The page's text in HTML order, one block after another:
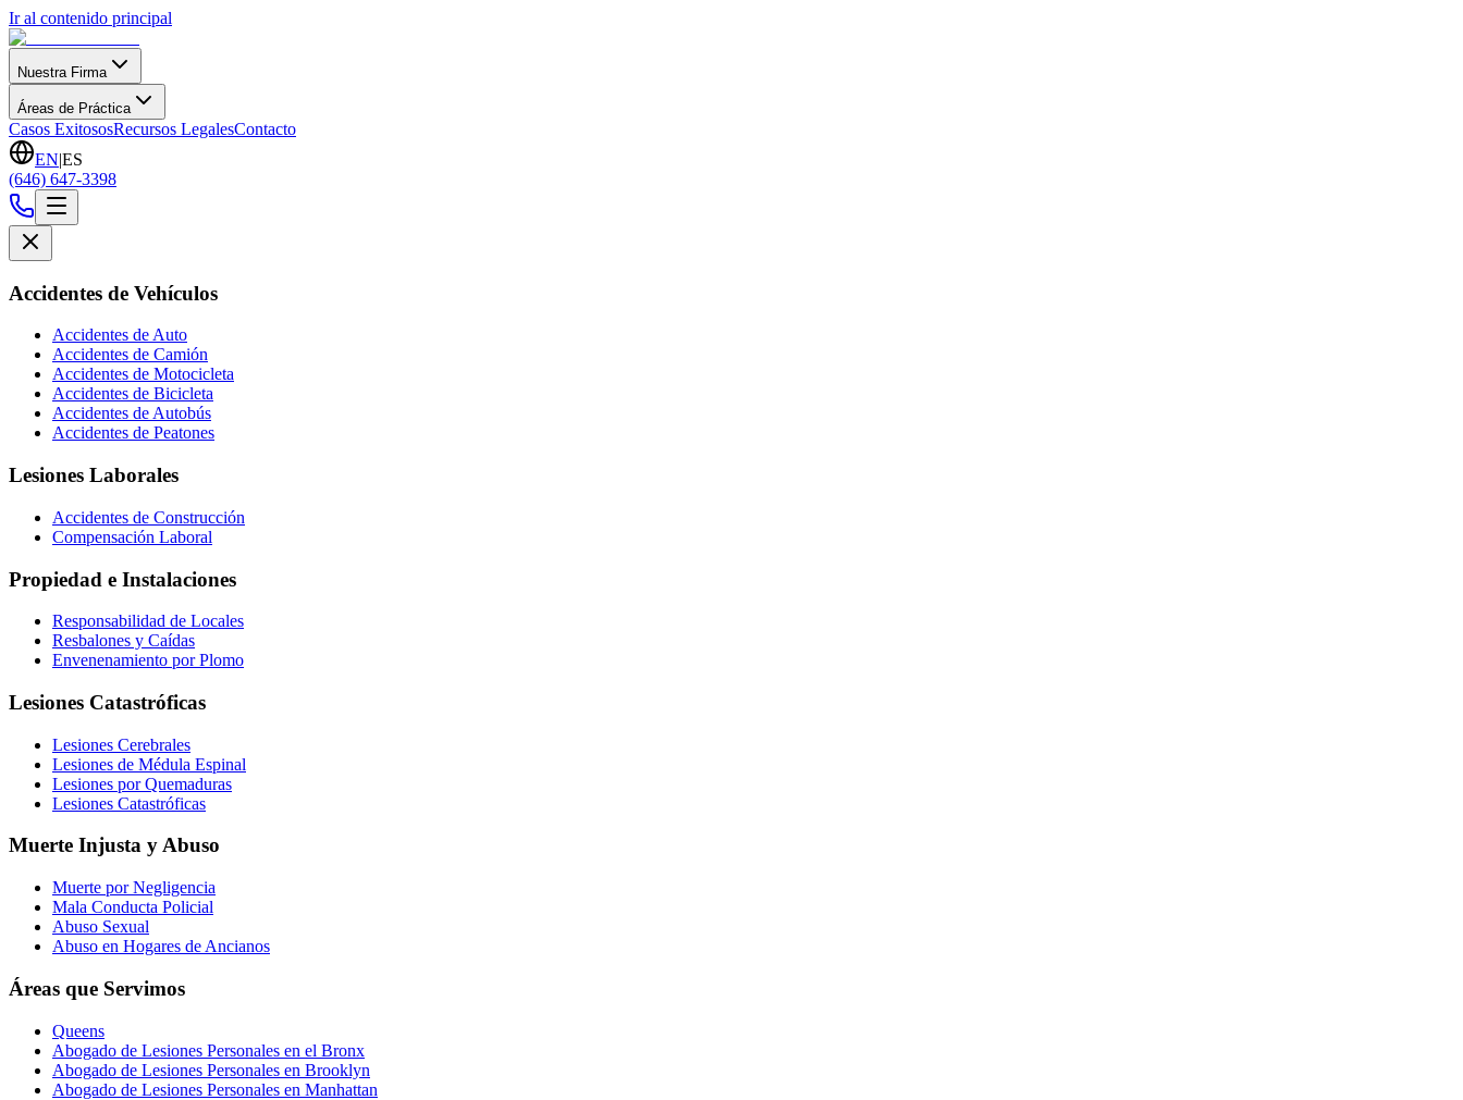
Ir al contenido principal
Nuestra Firma
Áreas de Práctica
Casos ExitososRecursos LegalesContacto
EN|ES
(646) 647-3398
Accidentes de Vehículos
Accidentes de Auto
Accidentes de Camión
Accidentes de Motocicleta
Accidentes de Bicicleta
Accidentes de Autobús
Accidentes de Peatones
Lesiones Laborales
Accidentes de Construcción
Compensación Laboral
Propiedad e Instalaciones
Responsabilidad de Locales
Resbalones y Caídas
Envenenamiento por Plomo
Lesiones Catastróficas
Lesiones Cerebrales
Lesiones de Médula Espinal
Lesiones por Quemaduras
Lesiones Catastróficas
Muerte Injusta y Abuso
Muerte por Negligencia
Mala Conducta Policial
Abuso Sexual
Abuso en Hogares de Ancianos
Áreas que Servimos
Queens
Abogado de Lesiones Personales en el Bronx
Abogado de Lesiones Personales en Brooklyn
Abogado de Lesiones Personales en Manhattan